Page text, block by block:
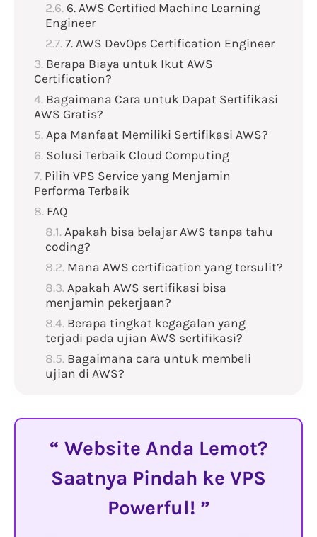
6. AWS Certified Machine Learning
Engineer
7. AWS DevOps Certification Engineer
Berapa Biaya untuk Ikut AWS
Certification?
Bagaimana Cara untuk Dapat Sertifikasi
AWS Gratis?
Apa Manfaat Memiliki Sertifikasi AWS?
Solusi Terbaik Cloud Computing
Pilih VPS Service yang Menjamin
Performa Terbaik
FAQ
Apakah bisa belajar AWS tanpa tahu
coding?
Mana AWS certification yang tersulit?
Apakah AWS sertifikasi bisa
menjamin pekerjaan?
Berapa tingkat kegagalan yang
terjadi pada ujian AWS sertifikasi?
Bagaimana cara untuk membeli
ujian di AWS?
Website Anda Lemot?
Saatnya Pindah ke VPS
Powerful!